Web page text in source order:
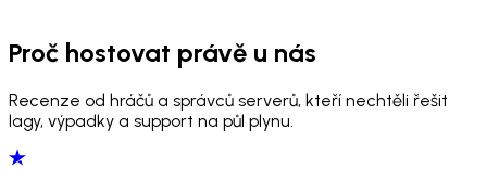
Proč hostovat právě u nás
Recenze od hráčů a správců serverů, kteří nechtěli řešit
lagy, výpadky a support na půl plynu.